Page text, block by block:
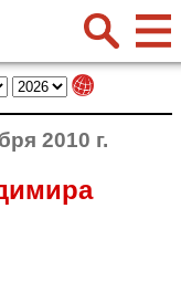
2010 г.